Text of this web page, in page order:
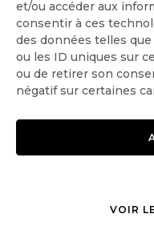
et/ou accéder aux
consentir à ces
des données telles
ou les ID uniques sur
ou de retirer son
négatif sur certaines
VOIR
Hebdo
OK